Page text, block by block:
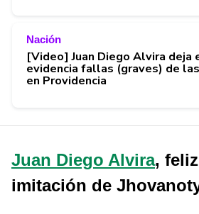
Nación
[Video] Juan Diego Alvira deja
evidencia fallas (graves) de
en Providencia
Juan Diego Alvira,
imitación de